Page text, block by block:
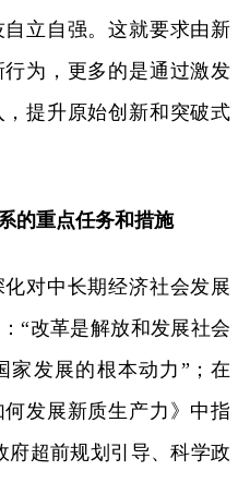
立自强。这就要求由新
为，更多的是通过激发
提升原始创新和突破式
重点任务和措施
对中长期经济社会发展
“改革是解放和发展社会
家发展的根本动力”；在
何发展新质生产力》中指
府超前规划引导、科学政